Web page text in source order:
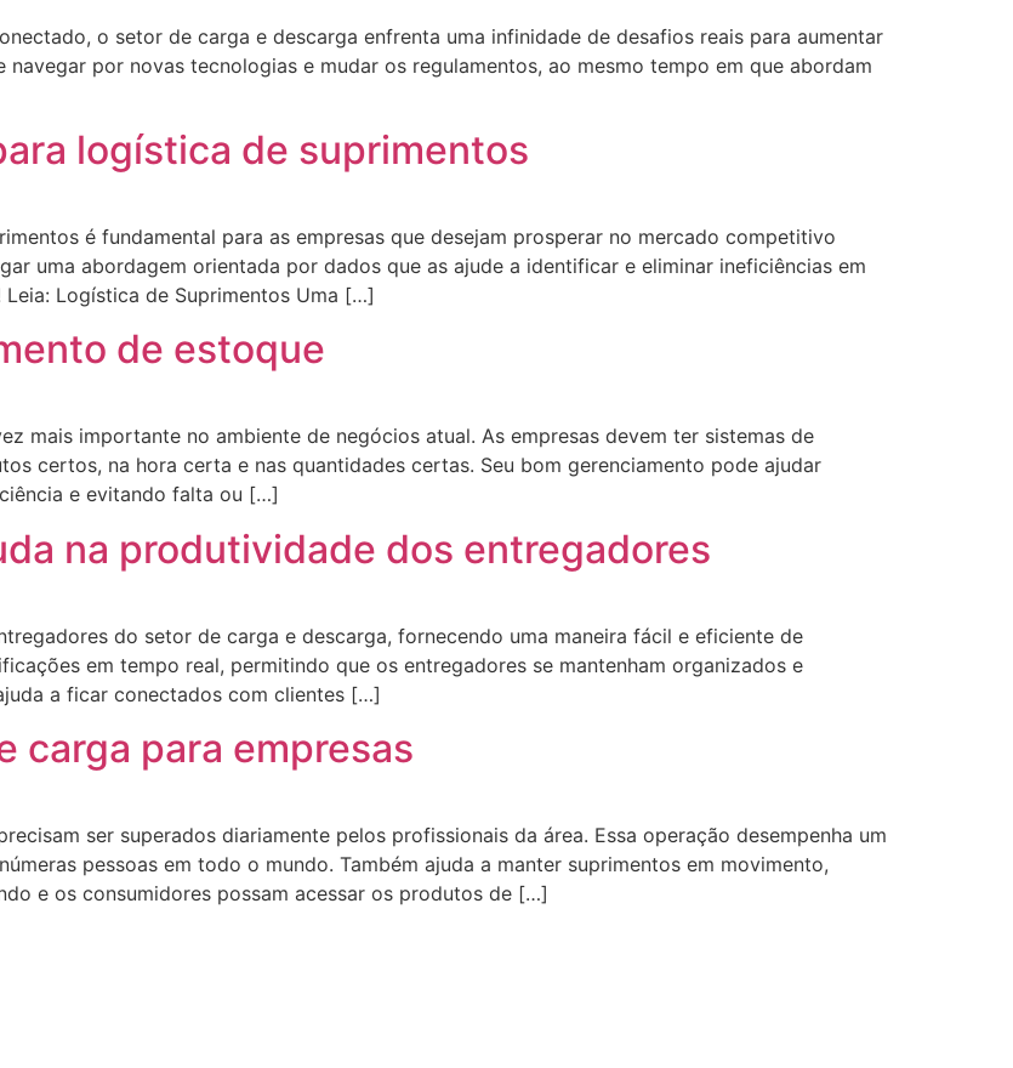
o setor de carga e descarga enfrenta uma infinidade de desafios reais para aumentar
por novas tecnologias e mudar os regulamentos, ao mesmo tempo em que abordam
logística de suprimentos
é fundamental para as empresas que desejam prosperar no mercado competitivo
uma abordagem orientada por dados que as ajude a identificar e eliminar ineficiências em
Logística de Suprimentos Uma […]
de estoque
mais importante no ambiente de negócios atual. As empresas devem ter sistemas de
certos, na hora certa e nas quantidades certas. Seu bom gerenciamento pode ajudar
e evitando falta ou […]
na produtividade dos entregadores
do setor de carga e descarga, fornecendo uma maneira fácil e eficiente de
em tempo real, permitindo que os entregadores se mantenham organizados e
a ficar conectados com clientes […]
carga para empresas
ser superados diariamente pelos profissionais da área. Essa operação desempenha um
pessoas em todo o mundo. Também ajuda a manter suprimentos em movimento,
e os consumidores possam acessar os produtos de […]